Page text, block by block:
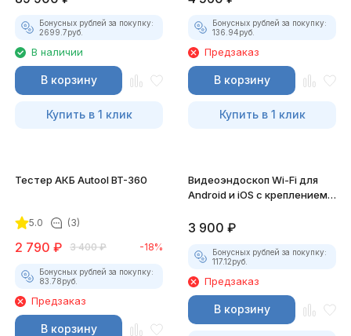
Бонусных рублей за покупку:
2699.7руб.
В наличии
В корзину
Купить в 1 клик
Бонусных рублей за покупку:
136.94руб.
Предзаказ
В корзину
Купить в 1 клик
Тестер АКБ Autool BT-360
5.0 (3)
2 790 ₽ 3 400 ₽ -18%
Бонусных рублей за покупку:
83.78руб.
Предзаказ
В корзину
Видеоэндоскоп Wi-Fi для
Android и iOS с креплением
3 900 ₽
Бонусных рублей за покупку:
117.12руб.
Предзаказ
В корзину